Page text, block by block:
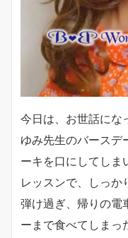
今日は、お世話にな
ゆみ先生のバースデ
ーキを口にしてしま
レッスンで、しっか
弾け過ぎ、帰りの電
ーまで食べてしま